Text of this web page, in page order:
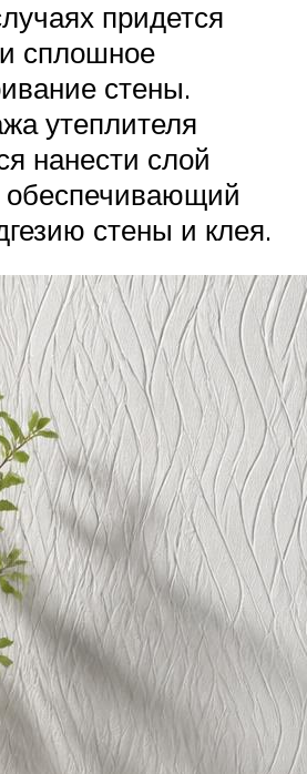
придется
сплошное
стены.
утеплителя
нанести слой
обеспечивающий
стены и клея.